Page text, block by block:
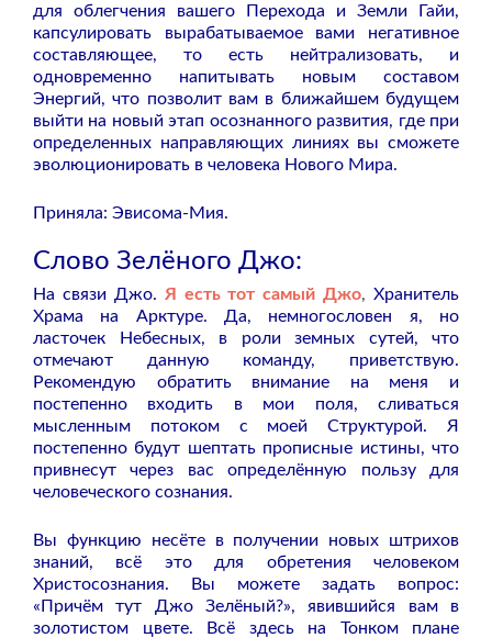
для облегчения вашего Перехода и Земли Гайи,
капсулировать вырабатываемое вами негативное
составляющее, то есть нейтрализовать, и
одновременно напитывать новым составом
Энергий, что позволит вам в ближайшем будущем
выйти на новый этап осознанного развития, где при
определенных направляющих линиях вы сможете
эволюционировать в человека Нового Мира.
Приняла: Эвисома-Мия.
Слово Зелёного Джо:
На связи Джо. Я есть тот самый Джо, Хранитель
Храма на Арктуре. Да, немногословен я, но
ласточек Небесных, в роли земных сутей, что
отмечают данную команду, приветствую.
Рекомендую обратить внимание на меня и
постепенно входить в мои поля, сливаться
мысленным потоком с моей Структурой. Я
постепенно будут шептать прописные истины, что
привнесут через вас определённую пользу для
человеческого сознания.
Вы функцию несёте в получении новых штрихов
знаний, всё это для обретения человеком
Христосознания. Вы можете задать вопрос:
«Причём тут Джо Зелёный?», явившийся вам в
золотистом цвете. Всё здесь на Тонком плане